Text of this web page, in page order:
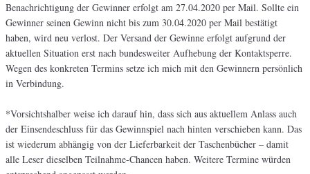
Benachrichtigung der Gewinner erfolgt am 27.04.2020 per Mail. Sollte ein
Gewinner seinen Gewinn nicht bis zum 30.04.2020 per Mail bestätigt
haben, wird neu verlost. Der Versand der Gewinne erfolgt aufgrund der
aktuellen Situation erst nach bundesweiter Aufhebung der Kontaktsperre.
Wegen des konkreten Termins setze ich mich mit den Gewinnern persönlich
in Verbindung.
*Vorsichtshalber weise ich darauf hin, dass sich aus aktuellem Anlass auch
der Einsendeschluss für das Gewinnspiel nach hinten verschieben kann. Das
ist wiederum abhängig von der Lieferbarkeit der Taschenbücher – damit
alle Leser dieselben Teilnahme-Chancen haben. Weitere Termine würden